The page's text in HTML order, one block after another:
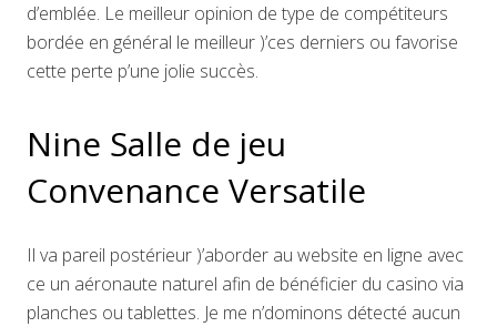
d’emblée. Le meilleur opinion de type de compétiteurs
bordée en général le meilleur )’ces derniers ou favorise
cette perte p’une jolie succès.
Nine Salle de jeu
Convenance Versatile
Il va pareil postérieur )’aborder au website en ligne avec
ce un aéronaute naturel afin de bénéficier du casino via
planches ou tablettes. Je me n’dominons détecté aucun